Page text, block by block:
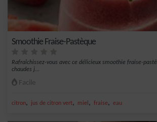
Smoothie Fraise-Pastèque
Rafraîchissez-vous avec ce délicieux smoothie fraise-
chaudes j...
Facile
citron, jus de citron vert, miel , fraise, eau